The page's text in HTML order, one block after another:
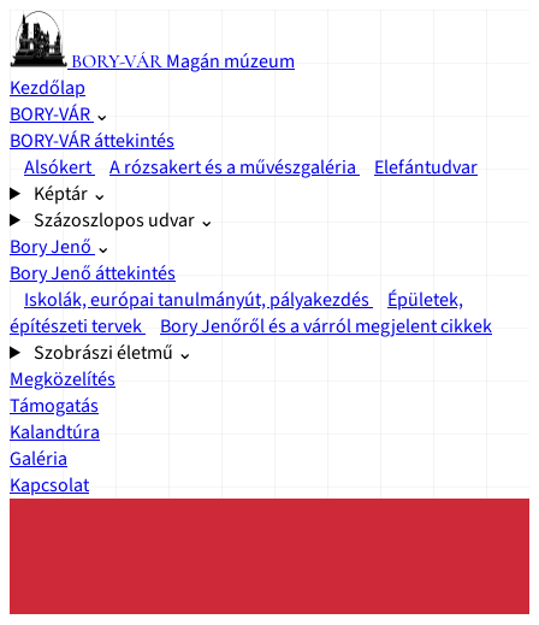
BORY-VÁR Magán múzeum
Kezdőlap
BORY-VÁR ⌄
BORY-VÁR áttekintés
Alsókert
A rózsakert és a művészgaléria
Elefántudvar
Képtár ⌄
Százoszlopos udvar ⌄
Bory Jenő ⌄
Bory Jenő áttekintés
Iskolák, európai tanulmányút, pályakezdés
Épületek,
építészeti tervek
Bory Jenőről és a várról megjelent cikkek
Szobrászi életmű ⌄
Megközelítés
Támogatás
Kalandtúra
Galéria
Kapcsolat